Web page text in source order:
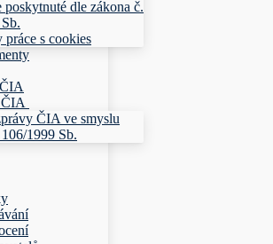
poskytnuté dle zákona č.
práce s cookies
ČIA ve smyslu
1999 Sb.